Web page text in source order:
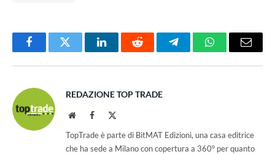
FacebookTwitter LinkedInReddit TelegramWhatsAppEmail
REDAZIONE TOP TRADE
WebsiteFacebook
TopTrade è parte di BitMAT Edizioni, una casa editrice
che ha sede a Milano con copertura a 360° per quanto